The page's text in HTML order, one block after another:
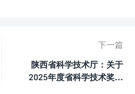
下一篇
陕西省科学技术厅：关于
2025年度省科学技术奖提